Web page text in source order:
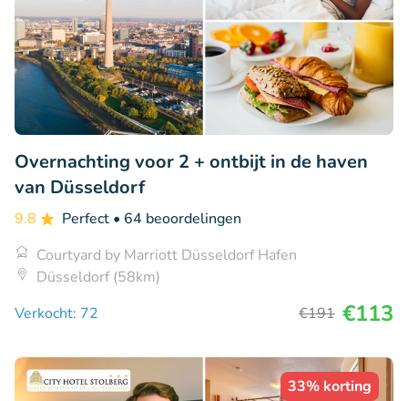
Overnachting voor 2 + ontbijt in de haven
van Düsseldorf
9.8 Perfect • 64 beoordelingen
Courtyard by Marriott Düsseldorf Hafen
Düsseldorf (58km)
Verkocht: 72
€191 €113
33% korting